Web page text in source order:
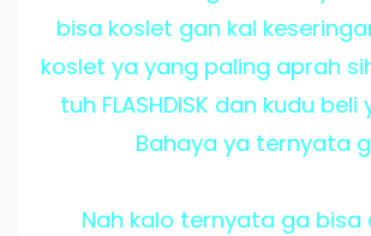
bisa koslet gan kal
koslet ya yang paling aprah
tuh FLASHDISK dan kudu
Bahaya ya ternyata
Nah kalo ternyata ga bisa